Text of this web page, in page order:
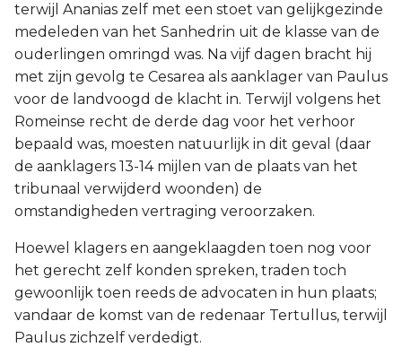
terwijl Ananias zelf met een stoet van gelijkgezinde
medeleden van het Sanhedrin uit de klasse van de
ouderlingen omringd was. Na vijf dagen bracht hij
met zijn gevolg te Cesarea als aanklager van Paulus
voor de landvoogd de klacht in. Terwijl volgens het
Romeinse recht de derde dag voor het verhoor
bepaald was, moesten natuurlijk in dit geval (daar
de aanklagers 13-14 mijlen van de plaats van het
tribunaal verwijderd woonden) de
omstandigheden vertraging veroorzaken.
Hoewel klagers en aangeklaagden toen nog voor
het gerecht zelf konden spreken, traden toch
gewoonlijk toen reeds de advocaten in hun plaats;
vandaar de komst van de redenaar Tertullus, terwijl
Paulus zichzelf verdedigt.